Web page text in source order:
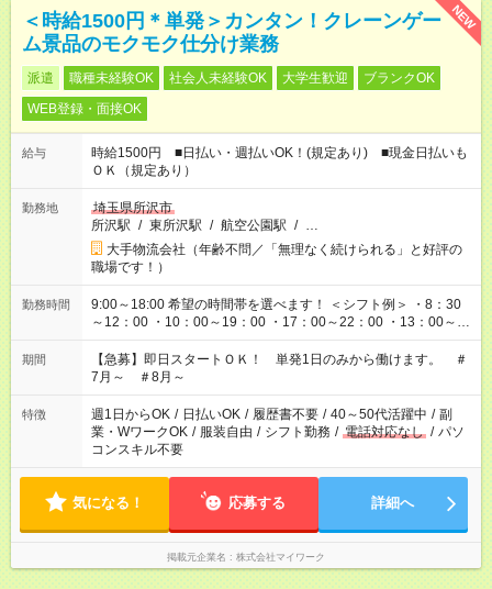
NEW
＜時給1500円＊単発＞カンタン！クレーンゲー
ム景品のモクモク仕分け業務
派遣 職種未経験OK 社会人未経験OK 大学生歓迎
ブランクOK
WEB登録・面接OK
給与
時給1500円 ■日払い・週払いOK！(規定あり) ■現金日払いも
ＯＫ（規定あり）
勤務地
埼玉県所沢市
所沢駅 / 東所沢駅 / 航空公園駅 / …
大手物流会社（年齢不問／「無理なく続けられる」と好評の
職場です！）
勤務時間
9:00～18:00 希望の時間帯を選べます！ ＜シフト例＞ ・8：30
～12：00 ・10：00～19：00 ・17：00～22：00 ・13：00～
22：00 ・22：00～翌6：00 など
期間
【急募】即日スタートＯＫ！ 単発1日のみから働けます。 ＃
7月～ ＃8月～
特徴 週1日からOK / 日払いOK / 履歴書不要 / 40～50代活躍中 / 副
業・WワークOK / 服装自由 / シフト勤務 / 電話対応なし / パソ
コンスキル不要
気になる！ 応募する 詳細へ
掲載元企業名 株式会社マイワーク